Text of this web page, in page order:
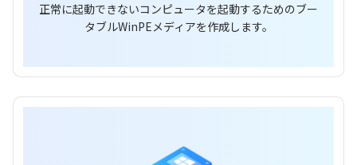
正常に起動できないコンピュータを起動するためのブー
タブルWinPEメディアを作成します。